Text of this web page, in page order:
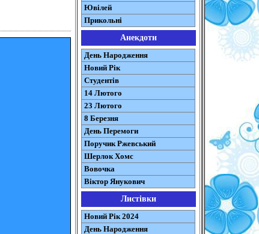
Ювілей
Прикольні
Анекдоти
День Народження
Новий Рік
Студентів
14 Лютого
23 Лютого
8 Березня
День Перемоги
Поручик Ржевський
Шерлок Хомс
Вовочка
Віктор Янукович
Листівки
Новий Рік 2024
День Народження